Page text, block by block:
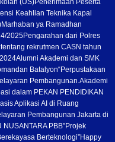
(US)Penerimaan Peserta
Keahlian Teknika Kapal
Marhaban ya Ramadhan
2025Pengarahan dari Polres
rekrutmen CASN tahun
Alumni Akademi dan SMK
Batalyon“Perpustakaan
Pembangunan.Akademi
dalam PEKAN PENDIDIKAN
Aplikasi AI di Ruang
Pembangunan Jakarta di
PBB”Projek
Berteknologi”Happy